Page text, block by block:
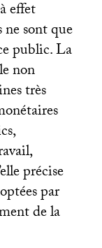
effet
sont que
public. La
non
très
précise
par
de la